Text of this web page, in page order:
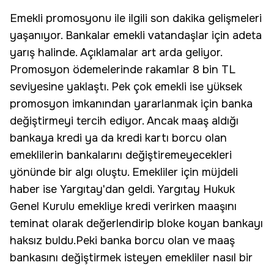
Emekli promosyonu ile ilgili son dakika gelişmeleri
yaşanıyor. Bankalar emekli vatandaşlar için adeta
yarış halinde. Açıklamalar art arda geliyor.
Promosyon ödemelerinde rakamlar 8 bin TL
seviyesine yaklaştı. Pek çok emekli ise yüksek
promosyon imkanından yararlanmak için banka
değiştirmeyi tercih ediyor. Ancak maaş aldığı
bankaya kredi ya da kredi kartı borcu olan
emeklilerin bankalarını değiştiremeyecekleri
yönünde bir algı oluştu. Emekliler için müjdeli
haber ise Yargıtay'dan geldi. Yargıtay Hukuk
Genel Kurulu emekliye kredi verirken maaşını
teminat olarak değerlendirip bloke koyan bankayı
haksız buldu.Peki banka borcu olan ve maaş
bankasını değiştirmek isteyen emekliler nasıl bir